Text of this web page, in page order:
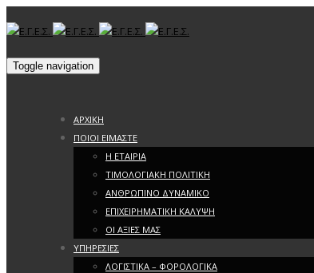
Toggle navigation
ΑΡΧΙΚΗ
ΠΟΙΟΙ ΕΙΜΑΣΤΕ
Η ΕΤΑΙΡΙΑ
ΤΙΜΟΛΟΓΙΑΚΗ ΠΟΛΙΤΙΚΗ
ΑΝΘΡΩΠΙΝΟ ΔΥΝΑΜΙΚΟ
ΕΠΙΧΕΙΡΗΜΑΤΙΚΗ ΚΑΛΥΨΗ
ΟΙ ΑΞΙΕΣ ΜΑΣ
ΥΠΗΡΕΣΙΕΣ
ΛΟΓΙΣΤΙΚΑ – ΦΟΡΟΛΟΓΙΚΑ